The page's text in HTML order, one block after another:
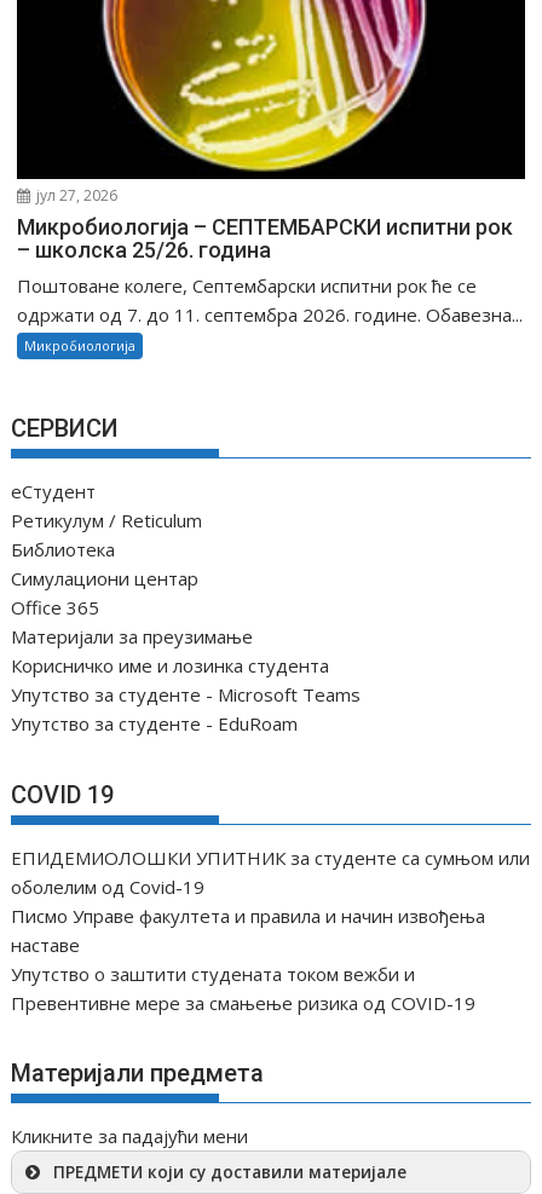
јул 27, 2026
Микробиологија – СЕПТЕМБАРСКИ испитни рок
– школска 25/26. година
Поштоване колеге, Септембарски испитни рок ће се
одржати од 7. до 11. септембра 2026. године. Обавезна...
Микробиологија
СЕРВИСИ
еСтудент
Ретикулум / Reticulum
Библиотека
Симулациони центар
Office 365
Материјали за преузимање
Корисничко име и лозинка студента
Упутство за студенте - Microsoft Teams
Упутство за студенте - EduRoam
COVID 19
ЕПИДЕМИОЛОШКИ УПИТНИК за студенте са сумњом или
оболелим од Covid-19
Писмо Управе факултета и правила и начин извођења
наставе
Упутство о заштити студената током вежби и
Превентивне мере за смањење ризика од COVID-19
Материјали предмета
Кликните за падајући мени
ПРЕДМЕТИ који су доставили материјале